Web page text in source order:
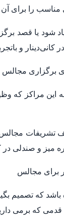
را برای آن
شود یا قصد
و
برگزاری مجالس
این مراکز که
مجالس
میز و صندلی در
برای مجالس
که تصمیم
قدمی که برمی